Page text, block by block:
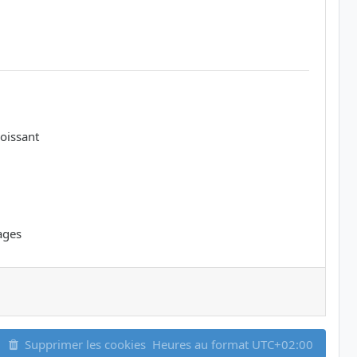
Supprimer les cookies Heures au format UTC+02:00